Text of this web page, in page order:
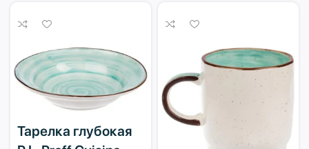
Тарелка глубокая